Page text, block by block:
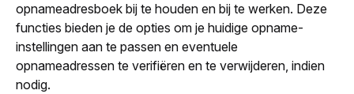
opnameadresboek bij te houden en bij te werken. Deze
functies bieden je de opties om je huidige opname-
instellingen aan te passen en eventuele
opnameadressen te verifiëren en te verwijderen, indien
nodig.